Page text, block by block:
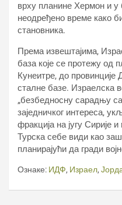
врху планине Хермон и у
неодређено време како
становника.
Према извештајима,
база које се протежу од
Кунеитре, до провинције
сталне базе. Израелска
„безбедносну сарадњу
заједничког интереса,
фракција на југу Сирије
Турска себе види као
планирајући да гради
Ознаке: ИДФ, Израел,